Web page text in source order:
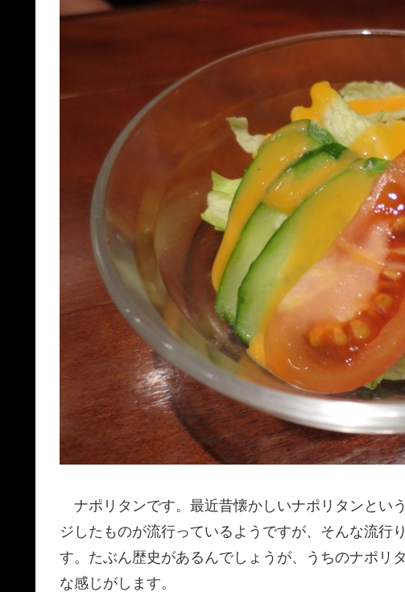
ナポリタンです。最近昔懐かしいナポリタンとい
ジしたものが流行っているようですが、そんな流行
す。たぶん歴史があるんでしょうが、うちのナポリ
な感じがします。